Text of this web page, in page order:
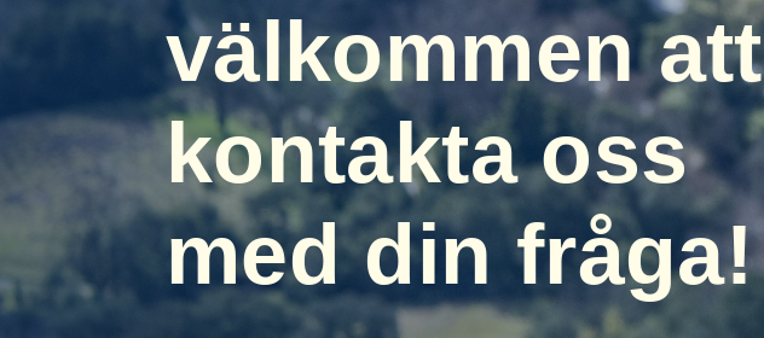
välkommen att
kontakta oss
med din fråga!